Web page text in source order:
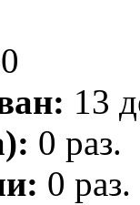
13
0 раз.
0 раз.